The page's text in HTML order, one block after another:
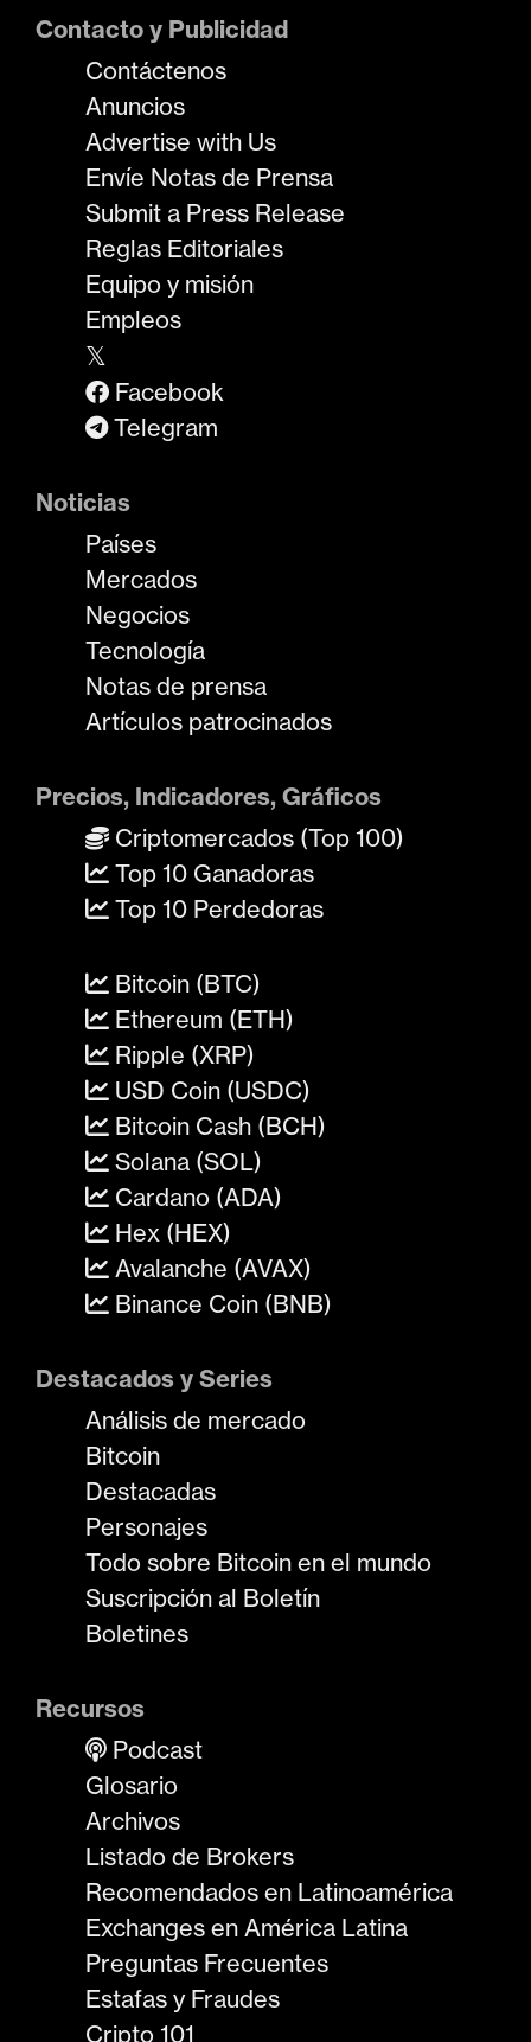
Contacto y Publicidad
Contáctenos
Anuncios
Advertise with Us
Envíe Notas de Prensa
Submit a Press Release
Reglas Editoriales
Equipo y misión
Empleos
𝕏
Facebook
Telegram
Noticias
Países
Mercados
Negocios
Tecnología
Notas de prensa
Artículos patrocinados
Precios, Indicadores, Gráficos
Criptomercados (Top 100)
Top 10 Ganadoras
Top 10 Perdedoras
Bitcoin (BTC)
Ethereum (ETH)
Ripple (XRP)
USD Coin (USDC)
Bitcoin Cash (BCH)
Solana (SOL)
Cardano (ADA)
Hex (HEX)
Avalanche (AVAX)
Binance Coin (BNB)
Destacados y Series
Análisis de mercado
Bitcoin
Destacadas
Personajes
Todo sobre Bitcoin en el mundo
Suscripción al Boletín
Boletines
Recursos
Podcast
Glosario
Archivos
Listado de Brokers
Recomendados en Latinoamérica
Exchanges en América Latina
Preguntas Frecuentes
Estafas y Fraudes
Cripto 101